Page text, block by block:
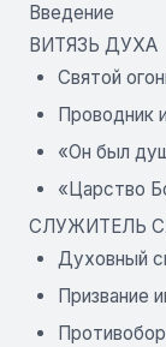
Введение
ВИТЯЗЬ ДУХА
Святой
Проводник
«Он был
«Царство
СЛУЖИТЕЛЬ
Духовный
Призвание